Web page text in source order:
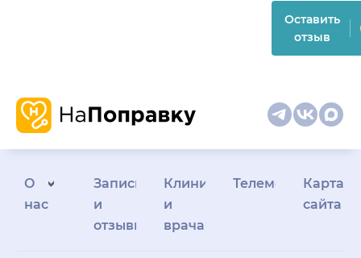
Оставить
отзыв
О
нас
Запись
и
отзывы
Клиникам
и
врачам
Телемедицина
Карта
сайта